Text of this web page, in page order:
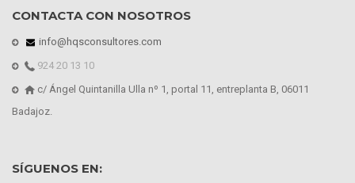
CONTACTA CON NOSOTROS
info@hqsconsultores.com
924 20 13 10
c/ Ángel Quintanilla Ulla nº 1, portal 11, entreplanta B, 06011
Badajoz.
SÍGUENOS EN: